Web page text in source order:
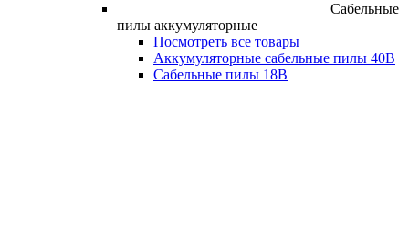
Сабельные
пилы аккумуляторные
Посмотреть все товары
Аккумуляторные сабельные пилы 40В
Сабельные пилы 18В